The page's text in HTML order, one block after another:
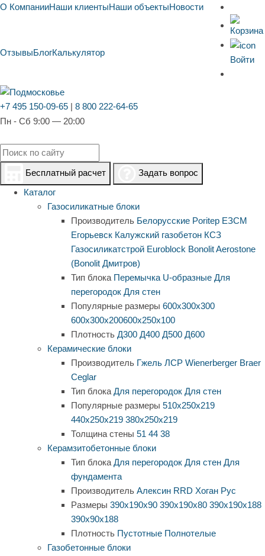
О КомпанииНаши клиентыНаши объектыНовости
ОтзывыБлогКалькулятор
Войти
+7 495 150-09-65 | 8 800 222-64-65
Пн - Сб 9:00 — 20:00
Бесплатный расчет
Задать вопрос
Каталог
Газосиликатные блоки
Производитель Белорусские Poritep ЕЗСМ
Егорьевск Калужский газобетон КСЗ
Газосиликатстрой Euroblock BonolitAerostone
(Bonolit Дмитров)
Тип блока Перемычка U-образные Для
перегородок Для стен
Популярные размеры 600х300х300
600х300х200600х250х100
Плотность Д300 Д400 Д500 Д600
Керамические блоки
Производитель Гжель ЛСР Wienerberger Braer
Ceglar
Тип блока Для перегородок Для стен
Популярные размеры 510х250х219
440х250х219 380х250х219
Толщина стены 51 44 38
Керамзитобетонные блоки
Тип блока Для перегородок Для стен Для
фундамента
Производитель Алексин RRD Хоган Рус
Размеры 390х190х90 390х190х80 390х190х188
390х90х188
Плотность Пустотные Полнотелые
Газобетонные блоки